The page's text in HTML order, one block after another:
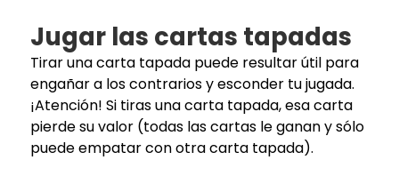
Jugar las cartas tapadas
Tirar una carta tapada puede resultar útil para
engañar a los contrarios y esconder tu jugada.
¡Atención! Si tiras una carta tapada, esa carta
pierde su valor (todas las cartas le ganan y sólo
puede empatar con otra carta tapada).